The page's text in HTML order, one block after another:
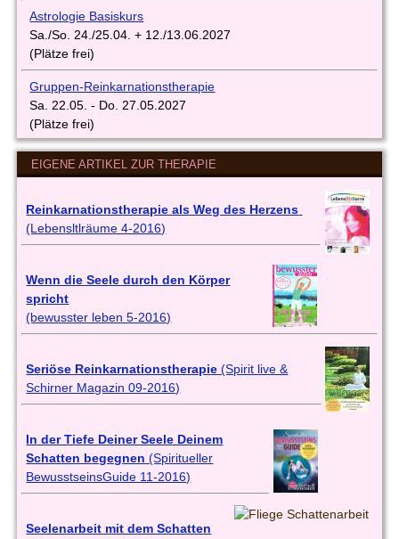
Astrologie Basiskurs
Sa./So. 24./25.04. + 12./13.06.2027
(Plätze frei)
Gruppen-Reinkarnationstherapie
Sa. 22.05. - Do. 27.05.2027
(Plätze frei)
EIGENE ARTIKEL ZUR THERAPIE
Reinkarnationstherapie als Weg des Herzens
(Lebensltlräume 4-2016)
Wenn die Seele durch den Körper
spricht
(bewusster leben 5-2016)
Seriöse Reinkarnationstherapie (Spirit live &
Schirner Magazin 09-2016)
In der Tiefe Deiner Seele Deinem
Schatten begegnen (Spiritueller
BewusstseinsGuide 11-2016)
Seelenarbeit mit dem Schatten